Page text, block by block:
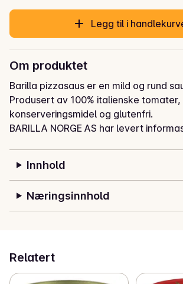
Legg til i
Om produktet
Barilla pizzasaus er en mild og rund
Produsert av 100% italienske tomater,
konserveringsmidel og glutenfri.
BARILLA NORGE AS har levert
Innhold
Næringsinnhold
Relatert